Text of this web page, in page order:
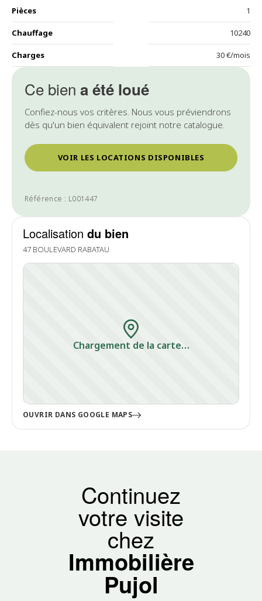
Ce bien a été loué
Confiez-nous vos critères. Nous vous préviendrons
dès qu'un bien équivalent rejoint notre catalogue.
VOIR LES LOCATIONS DISPONIBLES
Référence : L001447
Localisation du bien
47 BOULEVARD RABATAU
Chargement de la carte…
OUVRIR DANS GOOGLE MAPS
Pièces 1
Chauffage 10240
Charges 30 €/mois
Continuez
votre visite
chez
Immobilière
Pujol